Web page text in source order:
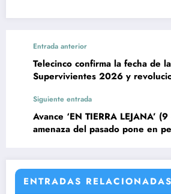
Entrada anterior
Telecinco confirma la fecha de
Supervivientes 2026 y
Siguiente entrada
Avance ‘EN TIERRA LEJANA’
amenaza del pasado pone en
ENTRADAS RELACIONADAS